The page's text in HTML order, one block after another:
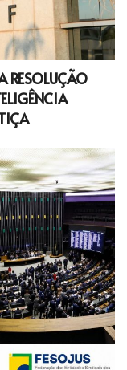
RESOLUÇÃO